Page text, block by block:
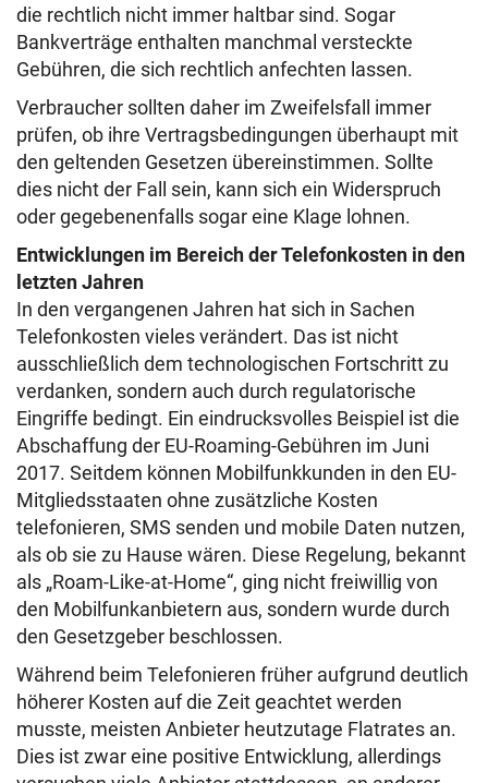
die rechtlich nicht immer haltbar sind. Sogar
Bankverträge enthalten manchmal versteckte
Gebühren, die sich rechtlich anfechten lassen.
Verbraucher sollten daher im Zweifelsfall immer
prüfen, ob ihre Vertragsbedingungen überhaupt mit
den geltenden Gesetzen übereinstimmen. Sollte
dies nicht der Fall sein, kann sich ein Widerspruch
oder gegebenenfalls sogar eine Klage lohnen.
Entwicklungen im Bereich der Telefonkosten in den
letzten Jahren
In den vergangenen Jahren hat sich in Sachen
Telefonkosten vieles verändert. Das ist nicht
ausschließlich dem technologischen Fortschritt zu
verdanken, sondern auch durch regulatorische
Eingriffe bedingt. Ein eindrucksvolles Beispiel ist die
Abschaffung der EU-Roaming-Gebühren im Juni
2017. Seitdem können Mobilfunkkunden in den EU-
Mitgliedsstaaten ohne zusätzliche Kosten
telefonieren, SMS senden und mobile Daten nutzen,
als ob sie zu Hause wären. Diese Regelung, bekannt
als „Roam-Like-at-Home“, ging nicht freiwillig von
den Mobilfunkanbietern aus, sondern wurde durch
den Gesetzgeber beschlossen.
Während beim Telefonieren früher aufgrund deutlich
höherer Kosten auf die Zeit geachtet werden
musste, meisten Anbieter heutzutage Flatrates an.
Dies ist zwar eine positive Entwicklung, allerdings